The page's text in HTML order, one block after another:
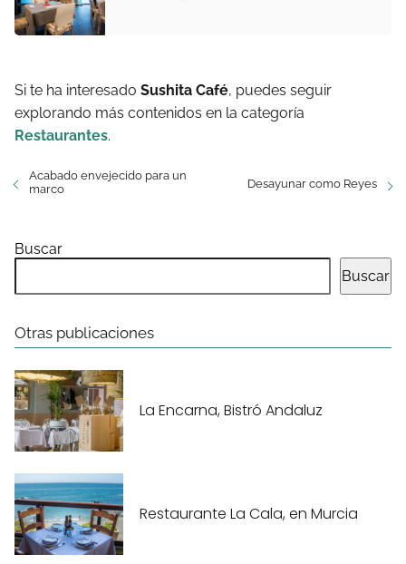
Si te ha interesado Sushita Café, puedes seguir
explorando más contenidos en la categoría
Restaurantes.
Acabado envejecido para un
marco
Desayunar como Reyes
Buscar
Buscar
Otras publicaciones
La Encarna, Bistró Andaluz
Restaurante La Cala, en Murcia